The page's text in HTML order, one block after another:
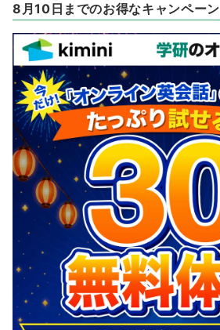
8月10日までのお得なキャンペーン